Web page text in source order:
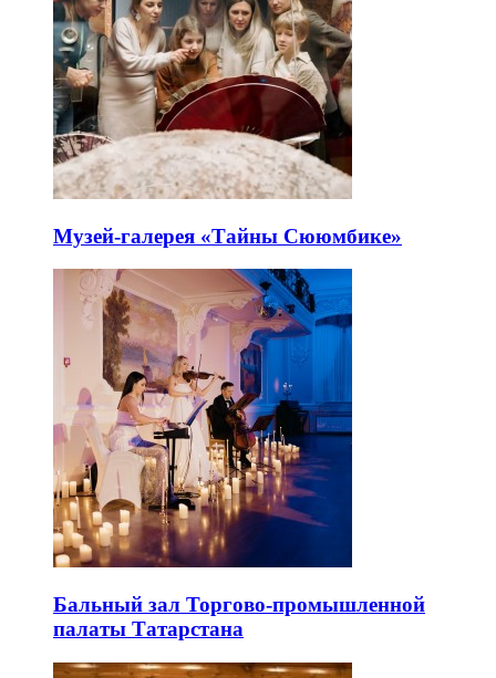
Музей-галерея «Тайны Сююмбике»
Бальный зал Торгово-промышленной
палаты Татарстана